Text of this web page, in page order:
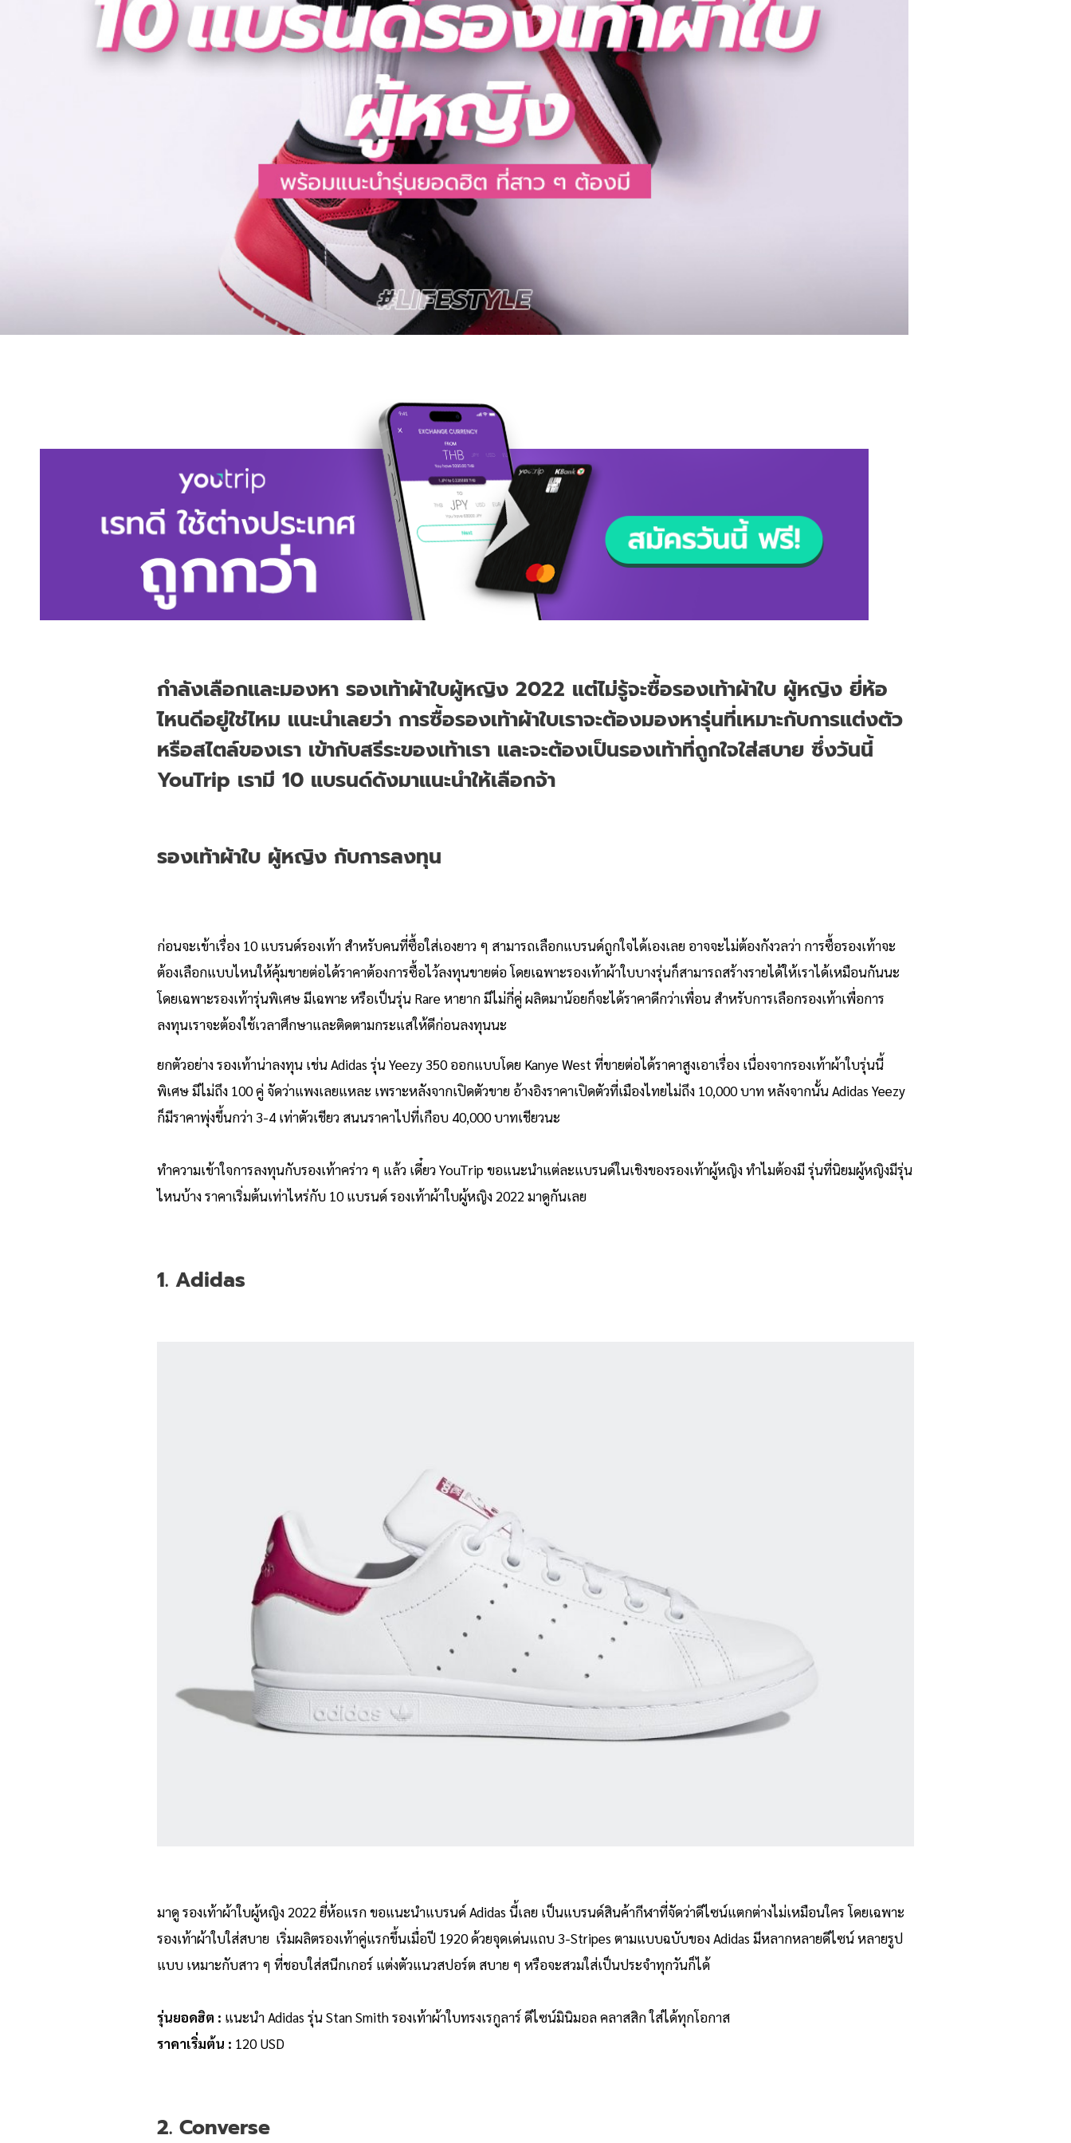
กำลังเลือกและมองหา รองเท้าผ้าใบผู้หญิง 2022 แต่ไม่รู้จะซื้อรองเท้าผ้าใบ ผู้หญิง ยี่ห้อ
ไหนดีอยู่ใช่ไหม แนะนำเลยว่า การซื้อรองเท้าผ้าใบเราจะต้องมองหารุ่นที่เหมาะกับการแต่งตัว
หรือสไตล์ของเรา เข้ากับสรีระของเท้าเรา และจะต้องเป็นรองเท้าที่ถูกใจใส่สบาย ซึ่งวันนี้
YouTrip เรามี 10 แบรนด์ดังมาแนะนำให้เลือกจ้า
รองเท้าผ้าใบ ผู้หญิง กับการลงทุน
ก่อนจะเข้าเรื่อง 10 แบรนด์รองเท้า สำหรับคนที่ซื้อใส่เองยาว ๆ สามารถเลือกแบรนด์ถูกใจได้เองเลย อาจจะไม่ต้องกังวลว่า การซื้อรองเท้าจะ
ต้องเลือกแบบไหนให้คุ้มขายต่อได้ราคาต้องการซื้อไว้ลงทุนขายต่อ โดยเฉพาะรองเท้าผ้าใบบางรุ่นก็สามารถสร้างรายได้ให้เราได้เหมือนกันนะ
โดยเฉพาะรองเท้ารุ่นพิเศษ มีเฉพาะ หรือเป็นรุ่น Rare หายาก มีไม่กี่คู่ ผลิตมาน้อยก็จะได้ราคาดีกว่าเพื่อน สำหรับการเลือกรองเท้าเพื่อการ
ลงทุนเราจะต้องใช้เวลาศึกษาและติดตามกระแสให้ดีก่อนลงทุนนะ
ยกตัวอย่าง รองเท้าน่าลงทุน เช่น Adidas รุ่น Yeezy 350 ออกแบบโดย Kanye West ที่ขายต่อได้ราคาสูงเอาเรื่อง เนื่องจากรองเท้าผ้าใบรุ่นนี้
พิเศษ มีไม่ถึง 100 คู่ จัดว่าแพงเลยแหละ เพราะหลังจากเปิดตัวขาย อ้างอิงราคาเปิดตัวที่เมืองไทยไม่ถึง 10,000 บาท หลังจากนั้น Adidas Yeezy
ก็มีราคาพุ่งขึ้นกว่า 3-4 เท่าตัวเชียว สนนราคาไปที่เกือบ 40,000 บาทเชียวนะ
ทำความเข้าใจการลงทุนกับรองเท้าคร่าว ๆ แล้ว เดี๋ยว YouTrip ขอแนะนำแต่ละแบรนด์ในเชิงของรองเท้าผู้หญิง ทำไมต้องมี รุ่นที่นิยมผู้หญิงมีรุ่น
ไหนบ้าง ราคาเริ่มต้นเท่าไหร่กับ 10 แบรนด์ รองเท้าผ้าใบผู้หญิง 2022 มาดูกันเลย
1. Adidas
มาดู รองเท้าผ้าใบผู้หญิง 2022 ยี่ห้อแรก ขอแนะนำแบรนด์ Adidas นี้เลย เป็นแบรนด์สินค้ากีฬาที่จัดว่าดีไซน์แตกต่างไม่เหมือนใคร โดยเฉพาะ
รองเท้าผ้าใบใส่สบาย เริ่มผลิตรองเท้าคู่แรกขึ้นเมื่อปี 1920 ด้วยจุดเด่นแถบ 3-Stripes ตามแบบฉบับของ Adidas มีหลากหลายดีไซน์ หลายรูป
แบบ เหมาะกับสาว ๆ ที่ชอบใส่สนีกเกอร์ แต่งตัวแนวสปอร์ต สบาย ๆ หรือจะสวมใส่เป็นประจำทุกวันก็ได้
รุ่นยอดฮิต : แนะนำ Adidas รุ่น Stan Smith รองเท้าผ้าใบทรงเรกูลาร์ ดีไซน์มินิมอล คลาสสิก ใส่ได้ทุกโอกาส
ราคาเริ่มต้น : 120 USD
2. Converse